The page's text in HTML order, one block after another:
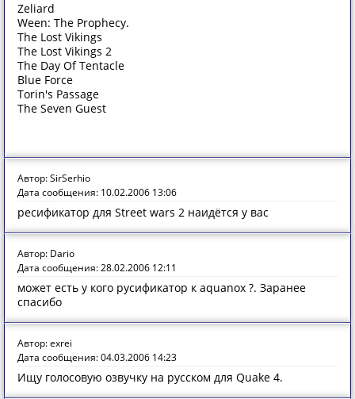
Zeliard
Ween: The Prophecy.
The Lost Vikings
The Lost Vikings 2
The Day Of Tentacle
Blue Force
Torin's Passage
The Seven Guest
Автор: SirSerhio
Дата сообщения: 10.02.2006 13:06
ресификатор для Street wars 2 наидётся у вас
Автор: Dario
Дата сообщения: 28.02.2006 12:11
может есть у кого русификатор к aquanox ?. Заранее
спасибо
Автор: exrei
Дата сообщения: 04.03.2006 14:23
Ищу голосовую озвучку на русском для Quake 4.